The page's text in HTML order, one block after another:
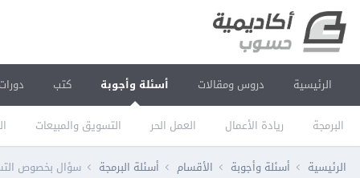
الرئيسية دروس ومقالات أسئلة وأجوبة
البرمجة ريادة الأعمال العمل الحر التسويق والمبيعات
كتب دورات
الرئيسية أسئلة وأجوبة الأقسام أسئلة البرمجة سؤال بخصوص